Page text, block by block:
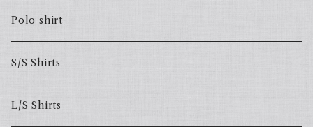
Polo shirt
S/S Shirts
L/S Shirts